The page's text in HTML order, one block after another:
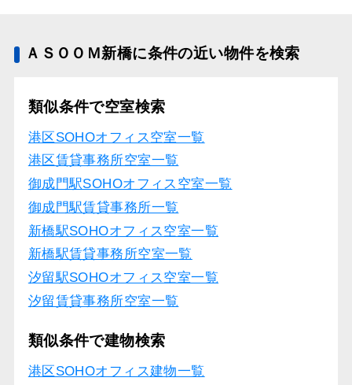
ＡＳＯＯＭ新橋に条件の近い物件を検索
類似条件で空室検索
港区SOHOオフィス空室一覧
港区賃貸事務所空室一覧
御成門駅SOHOオフィス空室一覧
御成門駅賃貸事務所一覧
新橋駅SOHOオフィス空室一覧
新橋駅賃貸事務所空室一覧
汐留駅SOHOオフィス空室一覧
汐留賃貸事務所空室一覧
類似条件で建物検索
港区SOHOオフィス建物一覧